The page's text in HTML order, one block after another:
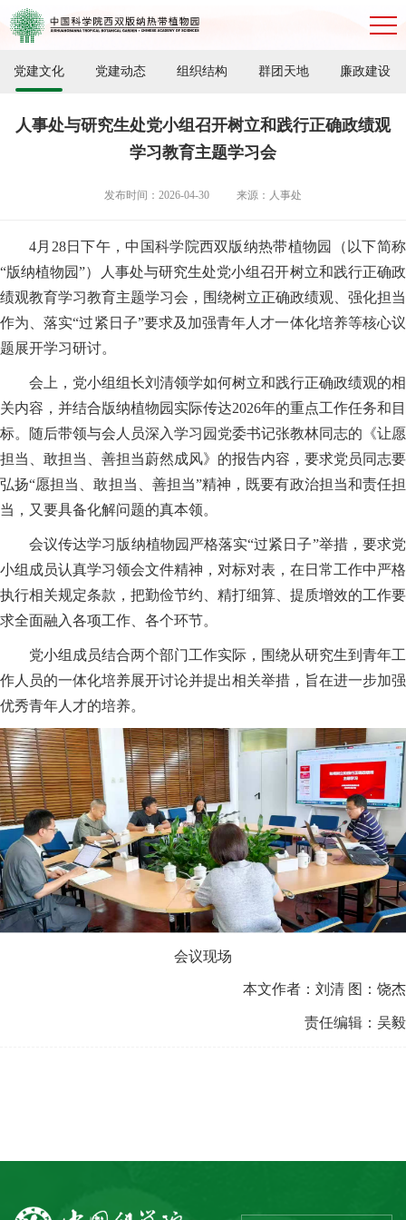
党建文化 党建动态 组织结构 群团天地 廉政建设
人事处与研究生处党小组召开树立和践行正确政绩观
学习教育主题学习会
发布时间：2026-04-30 来源：人事处
4月28日下午，中国科学院西双版纳热带植物园（以下简称
“版纳植物园”）人事处与研究生处党小组召开树立和践行正确政
绩观教育学习教育主题学习会，围绕树立正确政绩观、强化担当
作为、落实“过紧日子”要求及加强青年人才一体化培养等核心议
题展开学习研讨。
会上，党小组组长刘清领学如何树立和践行正确政绩观的相
关内容，并结合版纳植物园实际传达2026年的重点工作任务和目
标。随后带领与会人员深入学习园党委书记张教林同志的《让愿
担当、敢担当、善担当蔚然成风》的报告内容，要求党员同志要
弘扬“愿担当、敢担当、善担当”精神，既要有政治担当和责任担
当，又要具备化解问题的真本领。
会议传达学习版纳植物园严格落实“过紧日子”举措，要求党
小组成员认真学习领会文件精神，对标对表，在日常工作中严格
执行相关规定条款，把勤俭节约、精打细算、提质增效的工作要
求全面融入各项工作、各个环节。
党小组成员结合两个部门工作实际，围绕从研究生到青年工
作人员的一体化培养展开讨论并提出相关举措，旨在进一步加强
优秀青年人才的培养。
会议现场
本文作者：刘清 图：饶杰
责任编辑：吴毅